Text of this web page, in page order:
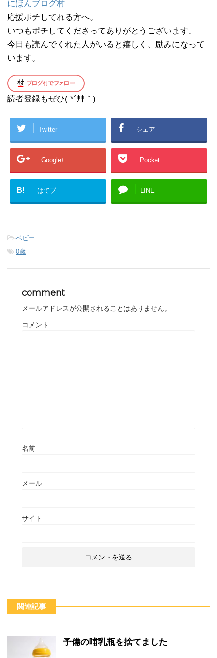
にほんブログ村
応援ポチしてれる方へ。
いつもポチしてくださってありがとうございます。
今日も読んでくれた人がいると嬉しく、励みになって
います。
読者登録もぜひ( *´艸｀)
Twitter シェア
Google+ Pocket
B! はてブ LINE
-ベビー
-0歳
comment
メールアドレスが公開されることはありません。
コメント
名前
メール
サイト
関連記事
予備の哺乳瓶を捨てました